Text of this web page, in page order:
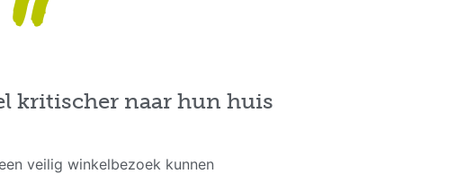
kritischer naar hun huis
veilig winkelbezoek kunnen